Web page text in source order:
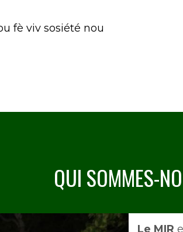
fè viv sosiété nou
QUI SOMMES-
Intro
Le MIR